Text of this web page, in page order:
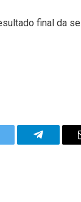
final da
Telegram